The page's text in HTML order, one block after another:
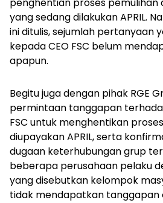
penghentian proses pemulihan
yang sedang dilakukan APRIL.
ini ditulis, sejumlah pertanyaan
kepada CEO FSC belum
apapun.
Begitu juga dengan pihak RGE
permintaan tanggapan
FSC untuk menghentikan
diupayakan APRIL, serta
dugaan keterhubungan grup
beberapa perusahaan pelaku
yang disebutkan kelompok
tidak mendapatkan tanggapan